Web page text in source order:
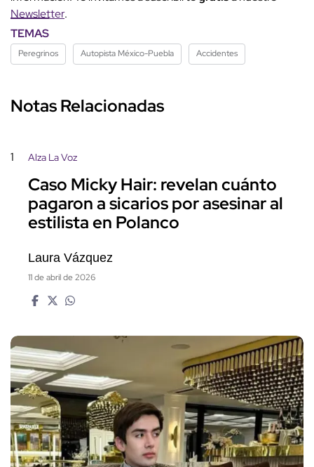
Newsletter.
TEMAS
Peregrinos Autopista México-Puebla Accidentes
Notas Relacionadas
1 Alza La Voz
Caso Micky Hair: revelan cuánto
pagaron a sicarios por asesinar al
estilista en Polanco
Laura Vázquez
11 de abril de 2026